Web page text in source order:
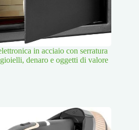
in acciaio con serratura
denaro e oggetti di valore